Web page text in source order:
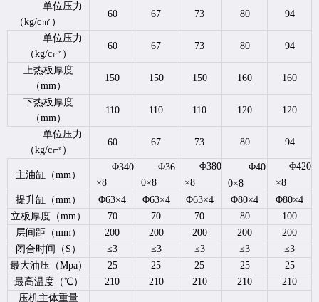
单位压力
（kg/c㎡）
60 67 73 80 94
单位压力
（kg/c㎡）
60 67 73 80 94
上热板厚度
（mm）
150 150 150 160 160
下热板厚度
（mm）
110 110 110 120 120
单位压力
（kg/c㎡）
60 67 73 80 94
主油缸（mm）
Φ340
×8
Φ36
0×8
Φ380
×8
Φ40
0×8
Φ420
×8
提升缸（mm）
Φ63×4 Φ63×4 Φ63×4 Φ80×4
Φ80×4
立板厚度（mm）
70 70 70 80
100
层间距（mm）
200 200 200 200
200
闭合时间（S）
≤3 ≤3 ≤3 ≤3
≤3
最大油压（Mpa）
25 25 25 25
25
最高温度（℃）
210 210 210 210
210
压机主体重量